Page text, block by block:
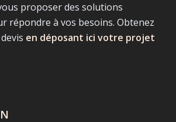
proposer des solutions
répondre à vos besoins. Obtenez
en déposant ici votre projet